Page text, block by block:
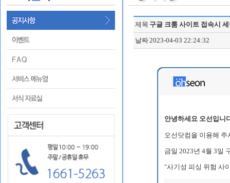
제목 구글 크룸 사이트 접속시
날짜2023-04-03 22:24:32
안녕하세요 오선입니
오선닷컴을 이용해
금일 2023년 4월 3일
"사기성 피싱 위험 사